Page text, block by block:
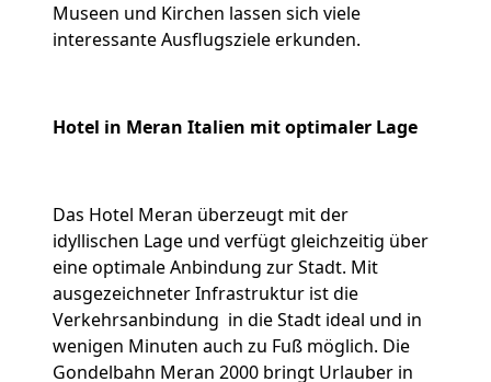
Museen und Kirchen lassen sich viele
interessante Ausflugsziele erkunden.
Hotel in Meran Italien mit optimaler Lage
Das Hotel Meran überzeugt mit der
idyllischen Lage und verfügt gleichzeitig über
eine optimale Anbindung zur Stadt. Mit
ausgezeichneter Infrastruktur ist die
Verkehrsanbindung in die Stadt ideal und in
wenigen Minuten auch zu Fuß möglich. Die
Gondelbahn Meran 2000 bringt Urlauber in